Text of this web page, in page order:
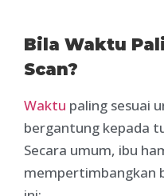
Bila Waktu
Scan?
Waktu paling sesuai
bergantung kepada
Secara umum, ibu
mempertimbangkan